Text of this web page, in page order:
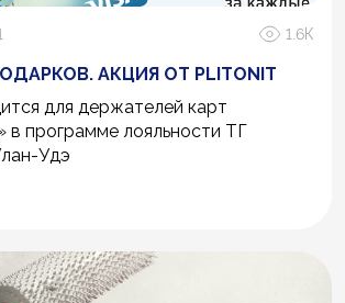
1.6К
АКЦИЯ ОТ PLITONIT
для держателей карт
в программе лояльности ТГ
Удэ